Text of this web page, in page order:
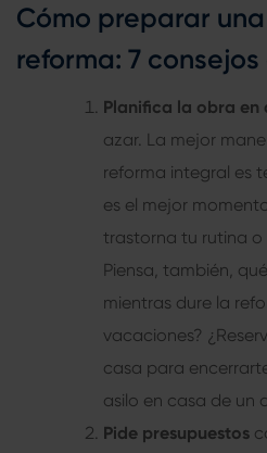
Cómo preparar
reforma: 7
Planifica la obra en
azar. La mejor
reforma integral es
es el mejor
trastorna tu rutina o
Piensa, también,
mientras dure la
vacaciones?
casa para
asilo en casa de un
Pide presupuestos